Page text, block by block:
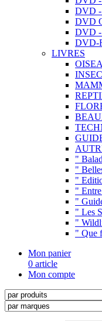
DVD -
DVD
DVD -
DVD-
LIVRES
"
"
"
"
"
" Les
"
" Que
Mon panier
0 article
Mon compte